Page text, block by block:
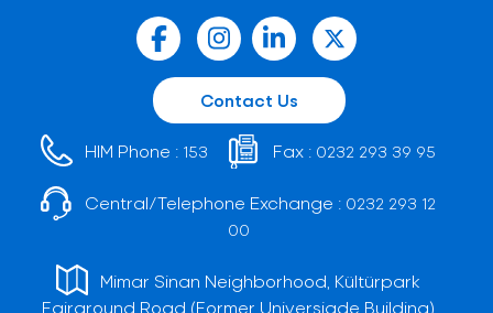
Contact Us
HIM Phone : 153 Fax : 0232 293 39 95
Central/Telephone Exchange : 0232 293 12
00
Mimar Sinan Neighborhood, Kültürpark
Fairground Road (Former Universiade Building)